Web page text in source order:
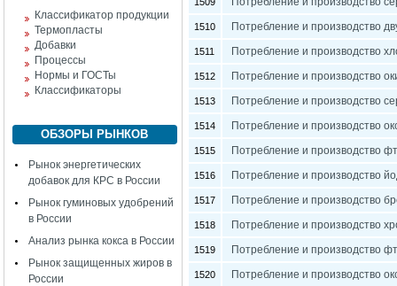
Классификатор продукции
Термопласты
Добавки
Процессы
Нормы и ГОСТы
Классификаторы
ОБЗОРЫ РЫНКОВ
Рынок энергетических
добавок для КРС в России
Рынок гуминовых удобрений
в России
Анализ рынка кокса в России
Рынок защищенных жиров в
России
1510 Потребление и производство
1511 Потребление и производство
1512 Потребление и производство
1513 Потребление и производство
1514 Потребление и производство
1515 Потребление и производство
1516 Потребление и производство
1517 Потребление и производство
1518 Потребление и производство
1519 Потребление и производство
1520 Потребление и производство